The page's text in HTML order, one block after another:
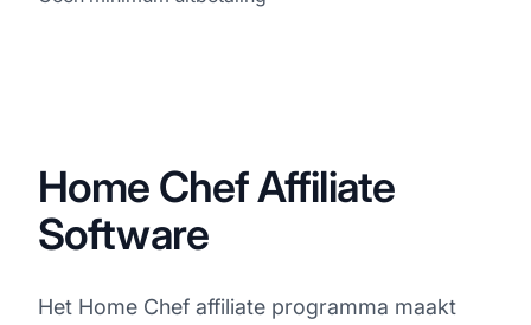
Home Chef Affiliate
Software
Het Home Chef affiliate programma maakt